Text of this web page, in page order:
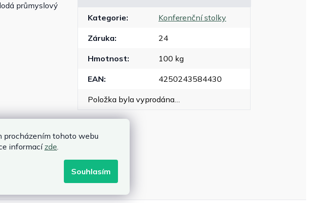
procházením tohoto webu
informací zde.
Souhlasím
průmyslový
Kategorie: Konferenční stolky
Záruka: 24
Hmotnost: 100 kg
EAN: 4250243584430
Položka byla vyprodána…